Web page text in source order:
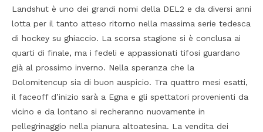
Landshut è uno dei grandi nomi della DEL2 e da diversi anni
lotta per il tanto atteso ritorno nella massima serie tedesca
di hockey su ghiaccio. La scorsa stagione si è conclusa ai
quarti di finale, ma i fedeli e appassionati tifosi guardano
già al prossimo inverno. Nella speranza che la
Dolomitencup sia di buon auspicio. Tra quattro mesi esatti,
il faceoff d’inizio sarà a Egna e gli spettatori provenienti da
vicino e da lontano si recheranno nuovamente in
pellegrinaggio nella pianura altoatesina. La vendita dei